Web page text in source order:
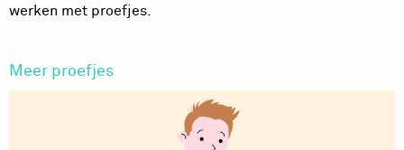
werken met proefjes.
Meer proefjes